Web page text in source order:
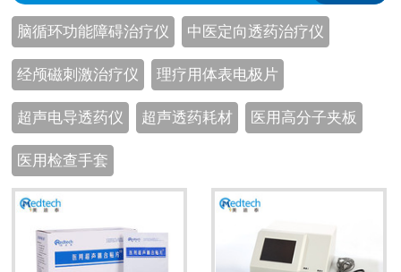
厂房设备
联系我们
脑循环功能障碍治疗仪 中医定向透药治疗仪
经颅磁刺激治疗仪 理疗用体表电极片
超声电导透药仪 超声透药耗材 医用高分子夹板
医用检查手套